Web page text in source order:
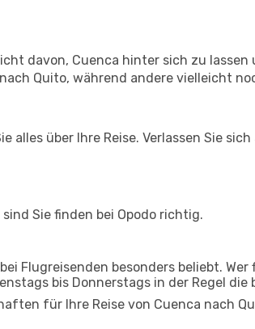
davon, Cuenca hinter sich zu lassen
Quito, während andere vielleicht
alles über Ihre Reise. Verlassen Sie
Sie finden bei Opodo richtig.
Flugreisenden besonders beliebt.
bis Donnerstags in der Regel die
für Ihre Reise von Cuenca nach